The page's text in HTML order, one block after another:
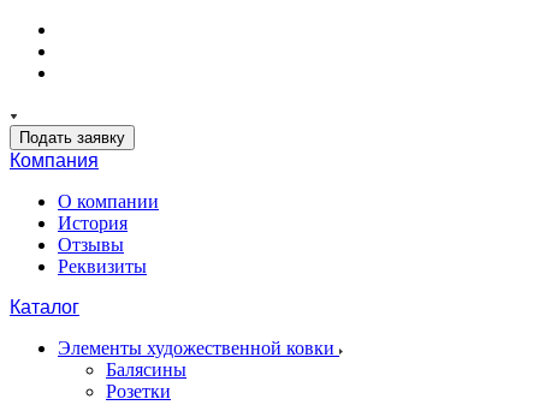
Подать заявку
Компания
О компании
История
Отзывы
Реквизиты
Каталог
Элементы художественной ковки
Балясины
Розетки